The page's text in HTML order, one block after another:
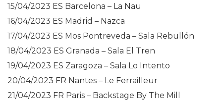
15/04/2023 ES Barcelona – La Nau
16/04/2023 ES Madrid – Nazca
17/04/2023 ES Mos Pontreveda – Sala Rebullón
18/04/2023 ES Granada – Sala El Tren
19/04/2023 ES Zaragoza – Sala Lo Intento
20/04/2023 FR Nantes – Le Ferrailleur
21/04/2023 FR Paris – Backstage By The Mill